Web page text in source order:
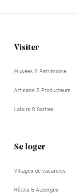
Navigation
Visiter
Musées & Patrimoine
Artisans & Producteurs
Loisirs & Sorties
Se loger
Villages de vacances
Hôtels & Auberges